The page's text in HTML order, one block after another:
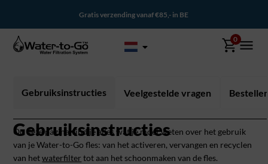
Gratis verzending vanaf €85,- in BE
0
Gebruiksinstructies Veelgestelde vragen
Gebruiksinstructies
Op deze pagina vind je alles wat je moet weten over het gebruik
van je Water-to-Go fles: van het activeren, vervangen en recyclen
van hetwaterfilter tot aan het schoonmaken van de fles.